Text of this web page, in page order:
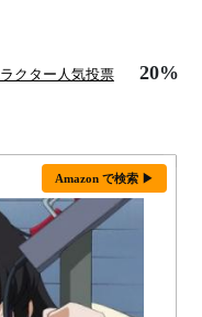
クター人気投票 20%
Amazon で検索 ▶